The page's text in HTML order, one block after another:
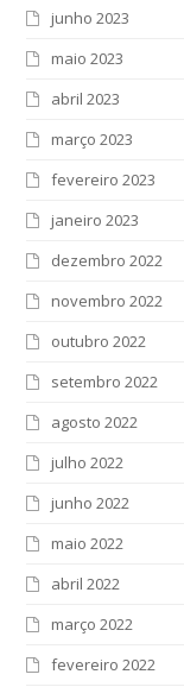
junho 2023
maio 2023
abril 2023
março 2023
fevereiro 2023
janeiro 2023
dezembro 2022
novembro 2022
outubro 2022
setembro 2022
agosto 2022
julho 2022
junho 2022
maio 2022
abril 2022
março 2022
fevereiro 2022